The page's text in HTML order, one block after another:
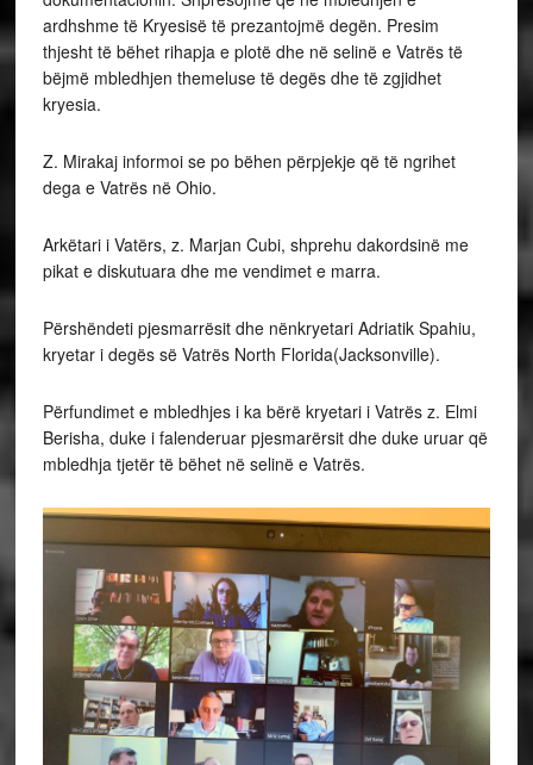
ardhshme të Kryesisë të prezantojmë degën. Presim
thjesht të bëhet rihapja e plotë dhe në selinë e Vatrës të
bëjmë mbledhjen themeluse të degës dhe të zgjidhet
kryesia.
Z. Mirakaj informoi se po bëhen përpjekje që të ngrihet
dega e Vatrës në Ohio.
Arkëtari i Vatërs, z. Marjan Cubi, shprehu dakordsinë me
pikat e diskutuara dhe me vendimet e marra.
Përshëndeti pjesmarrësit dhe nënkryetari Adriatik Spahiu,
kryetar i degës së Vatrës North Florida(Jacksonville).
Përfundimet e mbledhjes i ka bërë kryetari i Vatrës z. Elmi
Berisha, duke i falenderuar pjesmarërsit dhe duke uruar që
mbledhja tjetër të bëhet në selinë e Vatrës.